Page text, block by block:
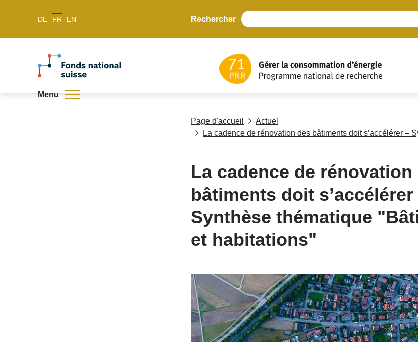
DE FR EN Rechercher
Menu
Page d'accueil
Actuel
La cadence de rénovation des bâtiments doit s’accélérer –
La cadence de rénovation
bâtiments doit s’accélérer
Synthèse thématique
et habitations"